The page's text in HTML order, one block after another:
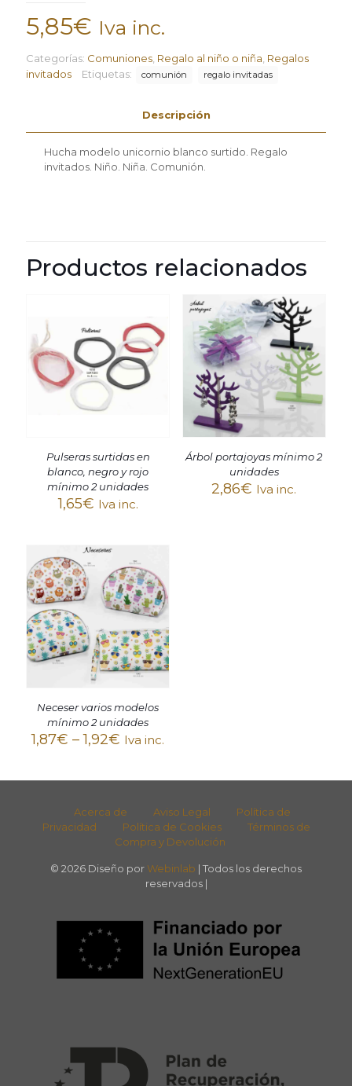
5,85€ Iva inc.
Categorías: Comuniones Regalo al niño o niña Regalos
invitados
Etiquetas: comunión regalo invitadas
Descripción
Hucha modelo unicornio blanco surtido. Regalo
invitados. Niño. Niña. Comunión.
Productos relacionados
Pulseras surtidas en
blanco, negro y rojo
mínimo 2 unidades
1,65€ Iva inc.
Árbol portajoyas mínimo 2
unidades
2,86€ Iva inc.
Neceser varios modelos
mínimo 2 unidades
1,87€ –1,92€ Iva inc.
Acerca de Aviso Legal
Política de
Privacidad
Política de Cookies
Términos de
Compra y Devolución
© 2026 Diseño por Webinlab | Todos los derechos
reservados |